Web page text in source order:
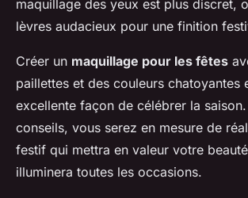
maquillage des yeux est plus discret,
lèvres audacieux pour une finition
Créer un maquillage pour les fêtes
paillettes et des couleurs chatoyantes
excellente façon de célébrer la
conseils, vous serez en mesure de
festif qui mettra en valeur votre
illuminera toutes les occasions.